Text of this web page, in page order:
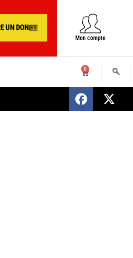
UN DON
Mon compte
0
SENEGAL : Nomination d’un nouveau